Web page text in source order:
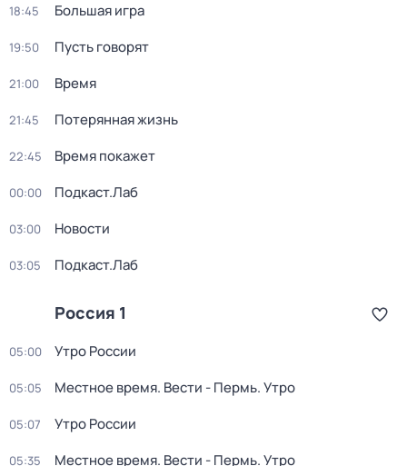
18:45 Большая игра
19:50 Пусть говорят
21:00 Время
21:45 Потерянная жизнь
22:45 Время покажет
00:00 Подкаст.Лаб
03:00 Новости
03:05 Подкаст.Лаб
Россия 1
05:00 Утро России
05:05 Местное время. Вести - Пермь. Утро
05:07 Утро России
05:35 Местное время. Вести - Пермь. Утро